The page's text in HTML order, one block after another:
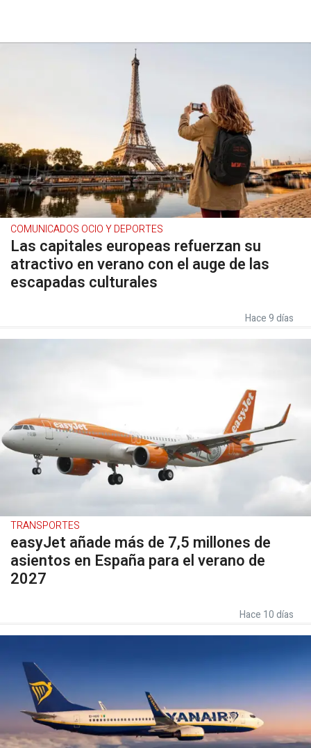
COMUNICADOS OCIO Y DEPORTES
Las capitales europeas refuerzan su
atractivo en verano con el auge de las
escapadas culturales
Hace 9 días
TRANSPORTES
easyJet añade más de 7,5 millones de
asientos en España para el verano de
2027
Hace 10 días